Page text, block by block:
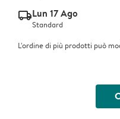
delivery_standard_v2Lun 17 Ago
Standard
L'ordine di più prodotti può